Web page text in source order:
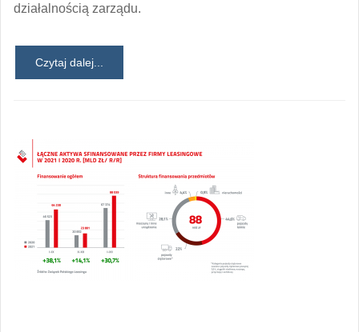
działalnością zarządu.
Czytaj dalej...